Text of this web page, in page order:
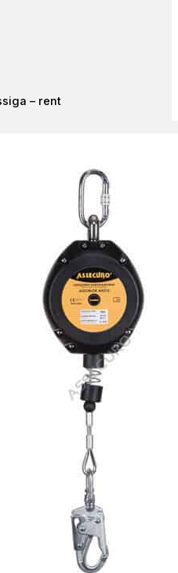
– rent